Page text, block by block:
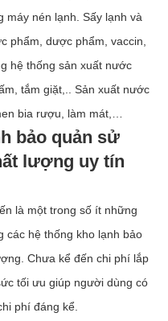
máy nén lạnh. Sấy lạnh và
phẩm, dược phẩm, vaccin,
hệ thống sản xuất nước
tắm giặt,.. Sản xuất nước
bia rượu, làm mát,…
bảo quản sử
lượng uy tín
là một trong số ít những
các hệ thống kho lạnh bảo
Chưa kể đến chi phí lắp
tối ưu giúp người dùng có
phí đáng kể.